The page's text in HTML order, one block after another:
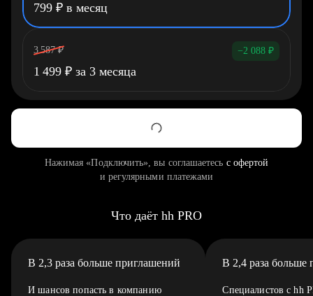
799 ₽ в месяц
3 587 ₽ −2 088 ₽
1 499 ₽ за 3 месяца
Нажимая «Подключить», вы соглашаетесь с офертой
и регулярными платежами
Что даёт hh PRO
В 2,3 раза больше приглашений
И шансов попасть в компанию
В 2,4 раза больше
Специалистов с hh